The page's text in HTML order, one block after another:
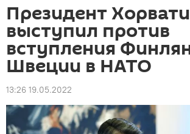
Президент
выступил против
вступления
Швеции в НАТО
13:26 19.05.2022